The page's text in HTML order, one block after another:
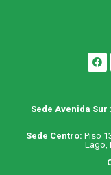
Sede Avenida Sur :
Sede Centro: Piso
Lago,